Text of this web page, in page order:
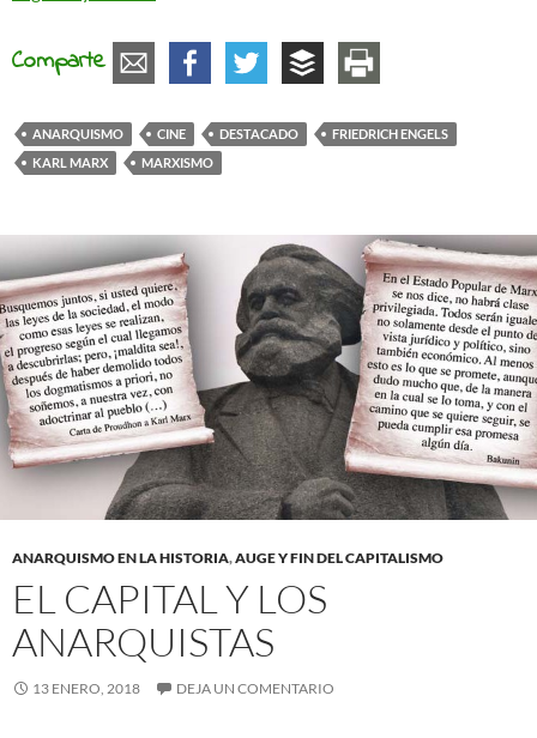
Comparte
ANARQUISMO CINE DESTACADO
FRIEDRICH ENGELS
KARL MARX
MARXISMO
ANARQUISMO EN LA HISTORIA,AUGE Y FIN DEL CAPITALISMO
EL CAPITAL Y LOS
ANARQUISTAS
13 ENERO, 2018 DEJA UN COMENTARIO